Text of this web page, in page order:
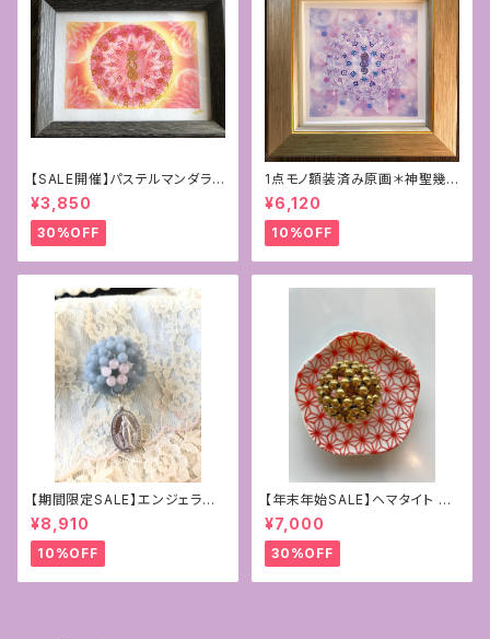
【SALE開催】パステルマンダラ
+フトマニ図アート〜新生〜
¥3,850
30%OFF
1点モノ額装済み原画＊神聖幾
何学フラワーオブライフ＋フトマ
ニ図アート[覚醒]
¥6,120
10%OFF
【期間限定SALE】エンジェライ
ト&ローズクォーツ4mmフラー
レン+マリア様の奇跡のメダイ
¥8,910
10%OFF
【年末年始SALE】ヘマタイト ゴ
ールドコーティング
¥7,000
30%OFF